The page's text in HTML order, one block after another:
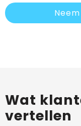
Wat
vertellen